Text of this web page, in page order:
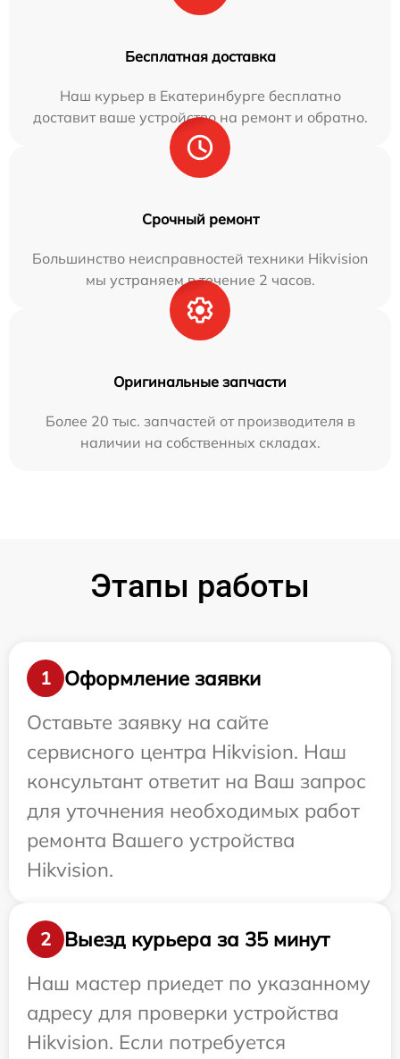
Бесплатная доставка
Наш курьер в Екатеринбурге бесплатно
доставит ваше устройство на ремонт и обратно.
Срочный ремонт
Большинство неисправностей техники Hikvision
мы устраняем в течение 2 часов.
Оригинальные запчасти
Более 20 тыс. запчастей от производителя в
наличии на собственных складах.
Этапы работы
1
Оформление заявки
Оставьте заявку на сайте
сервисного центра Hikvision. Наш
консультант ответит на Ваш запрос
для уточнения необходимых работ
ремонта Вашего устройства
Hikvision.
2
Выезд курьера за 35 минут
Наш мастер приедет по указанному
адресу для проверки устройства
Hikvision. Если потребуется